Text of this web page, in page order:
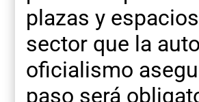
plazas y
sector que la
oficialismo
paso será